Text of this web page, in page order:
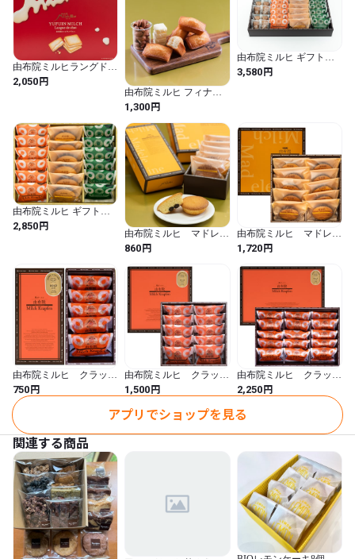
栄養成分表示（１枚当たり）
エネルギー　58kcal、たんぱく質　0.7g、脂質　3.7g、炭水化
物　5.5g、食塩相当量　0.06g　推定値
由布院ミルヒラングドシ
ャ（20枚入）
2,050円
由布院ミルヒ フィナン
シェ
1,300円
由布院ミルヒ ギフトセ
ット大
3,580円
由布院ミルヒ ギフトセ
ット
2,850円
由布院ミルヒ マドレー
ヌ（５個入）
860円
由布院ミルヒ マドレー
ヌ（１０個入）
1,720円
由布院ミルヒ クラッフ
ェン（ドーナツ）（５個
入）
750円
由布院ミルヒ クラッフ
ェン（ドーナツ）（１０
個入）
1,500円
由布院ミルヒ クラッフ
ェン（ドーナツ）（１５
個入）
2,250円
アプリでショップを見る
関連する商品